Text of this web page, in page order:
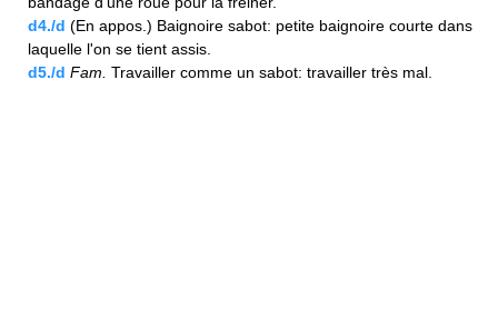
d4./d (En appos.) Baignoire sabot: petite baignoire courte dans
laquelle l'on se tient assis.
d5./d Fam. Travailler comme un sabot: travailler très mal.